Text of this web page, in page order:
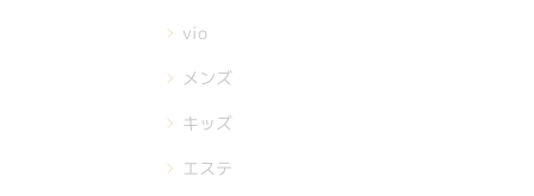
vio
メンズ
キッズ
エステ